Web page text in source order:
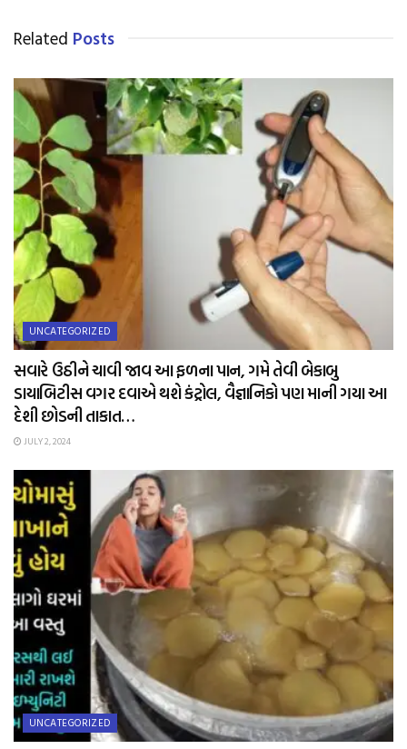
Related Posts
UNCATEGORIZED
સવારે ઉઠીને ચાવી જાવ આ ફળના પાન, ગમે તેવી બેકાબુ
ડાયાબિટીસ વગર દવાએ થશે કંટ્રોલ, વૈજ્ઞાનિકો પણ માની ગયા આ
દેશી છોડની તાકાત…
JULY 2, 2024
UNCATEGORIZED